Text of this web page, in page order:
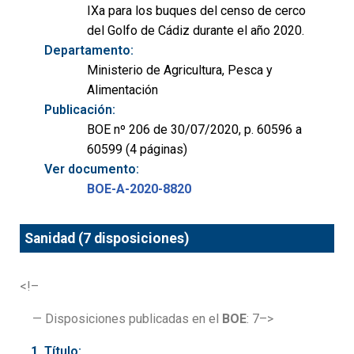
IXa para los buques del censo de cerco
del Golfo de Cádiz durante el año 2020.
Departamento:
Ministerio de Agricultura, Pesca y
Alimentación
Publicación:
BOE nº 206 de 30/07/2020, p. 60596 a
60599 (4 páginas)
Ver documento:
BOE-A-2020-8820
Sanidad (7 disposiciones)
<!–
— Disposiciones publicadas en el BOE: 7–>